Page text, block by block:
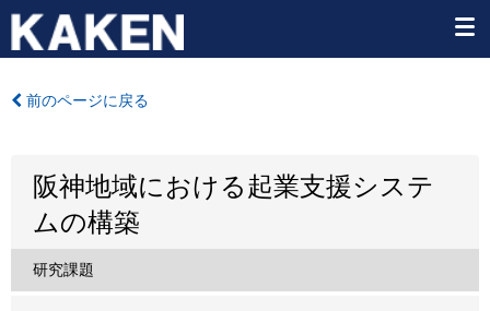
前のページに戻る
阪神地域における起業支援システ
ムの構築
研究課題